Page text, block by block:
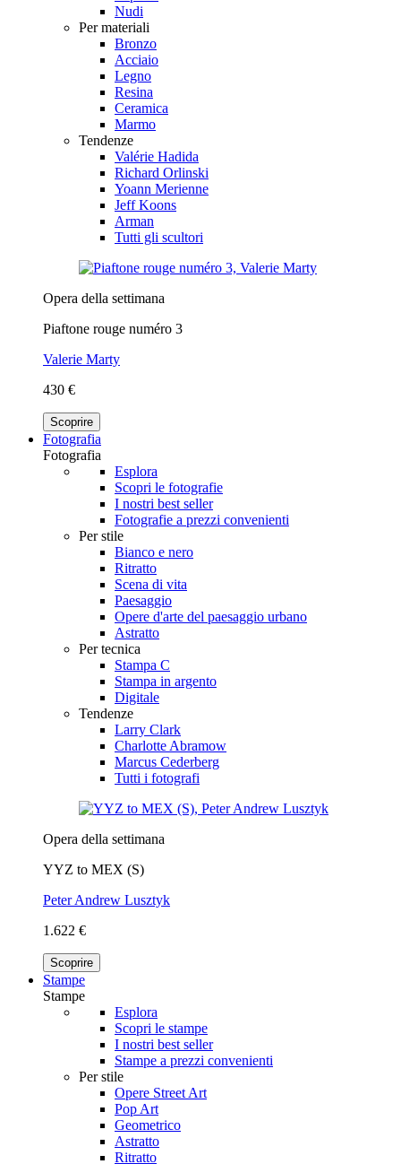
Nudi
Per materiali
Bronzo
Acciaio
Legno
Resina
Ceramica
Marmo
Tendenze
Valérie Hadida
Richard Orlinski
Yoann Merienne
Jeff Koons
Arman
Tutti gli scultori
Opera della settimana
Piaftone rouge numéro 3
Valerie Marty
430 €
Scoprire
Fotografia
Fotografia
Esplora
Scopri le fotografie
I nostri best seller
Fotografie a prezzi convenienti
Per stile
Bianco e nero
Ritratto
Scena di vita
Paesaggio
Opere d'arte del paesaggio urbano
Astratto
Per tecnica
Stampa C
Stampa in argento
Digitale
Tendenze
Larry Clark
Charlotte Abramow
Marcus Cederberg
Tutti i fotografi
Opera della settimana
YYZ to MEX (S)
Peter Andrew Lusztyk
1.622 €
Scoprire
Stampe
Stampe
Esplora
Scopri le stampe
I nostri best seller
Stampe a prezzi convenienti
Per stile
Opere Street Art
Pop Art
Geometrico
Astratto
Ritratto